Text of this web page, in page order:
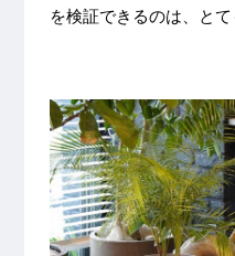
を検証できるのは、とて